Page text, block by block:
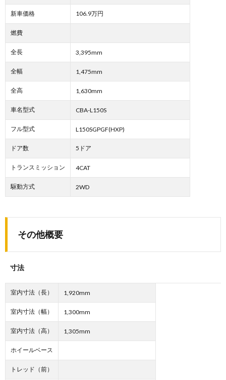
新車価格 106.9万円
燃費
全長 3,395mm
全幅 1,475mm
全高 1,630mm
車名型式 CBA-L150S
フル型式 L150SGPGF(HXP)
ドア数 5ドア
トランスミッション 4CAT
駆動方式 2WD
その他概要
寸法
室内寸法（長） 1,920mm
室内寸法（幅） 1,300mm
室内寸法（高） 1,305mm
ホイールベース
トレッド（前）